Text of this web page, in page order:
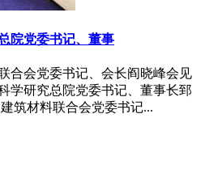
院党委书记、董事
合会党委书记、会长阎晓峰会见
学研究总院党委书记、董事长郅
筑材料联合会党委书记...